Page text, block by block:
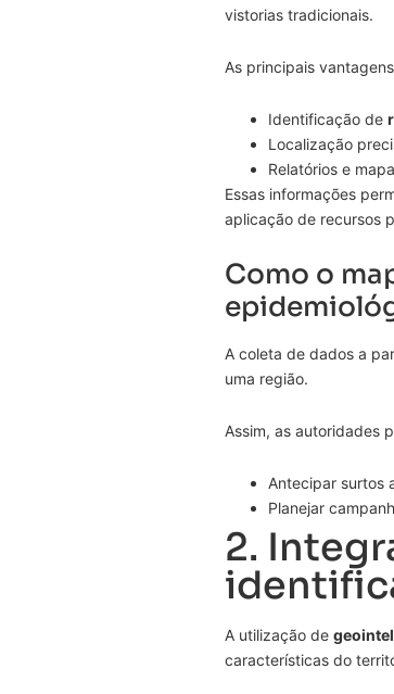
vistorias tradicionais.
As principais
Identificação de
Localização
Relatórios e
Essas informações
aplicação de recursos
Como o
A coleta de dados a
uma região.
Assim, as autoridades
Antecipar surtos
Planejar
2.
A utilização de
características do